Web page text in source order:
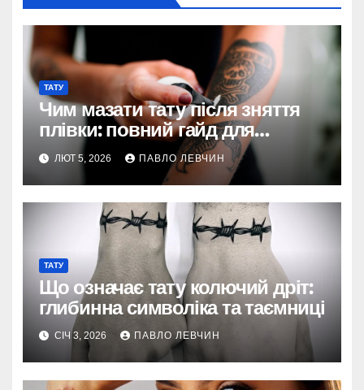
ТАТУ
Чим мазати тату після зняття
плівки: повний гайд для
ідеального загоєння
ЛЮТ 5, 2026 ПАВЛО ЛЕВЧИН
ТАТУ
Що означає тату колючий дріт:
глибинна символіка та таємниці
СІЧ 3, 2026 ПАВЛО ЛЕВЧИН